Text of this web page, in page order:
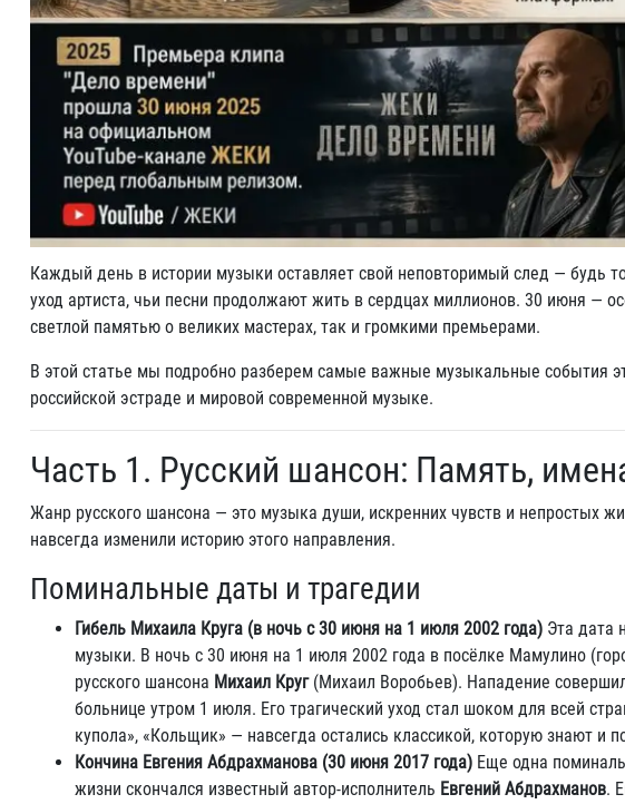
Каждый день в истории музыки оставляет свой неповторимый след — будь
уход артиста, чьи песни продолжают жить в сердцах миллионов. 30 июня —
светлой памятью о великих мастерах, так и громкими премьерами.
В этой статье мы подробно разберем самые важные музыкальные события
российской эстраде и мировой современной музыке.
Часть 1. Русский шансон: Память,
Жанр русского шансона — это музыка души, искренних чувств и непростых
навсегда изменили историю этого направления.
Поминальные даты и трагедии
Гибель Михаила Круга (в ночь с 30 июня на 1 июля 2002 года) Эта дата
музыки. В ночь с 30 июня на 1 июля 2002 года в посёлке Мамулино
русского шансона Михаил Круг(Михаил Воробьев). Нападение
больнице утром 1 июля. Его трагический уход стал шоком для всей
купола», «Кольщик» — навсегда остались классикой, которую знают и
Кончина Евгения Абдрахманова (30 июня 2017 года) Еще одна
жизни скончался известный автор-исполнитель Евгений Абдрахманов.